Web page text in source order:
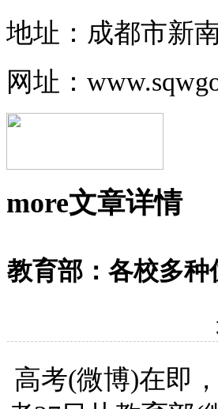
地址：成都市新
网址：
more文章详情
教育部：各校多
高考(微博)在即